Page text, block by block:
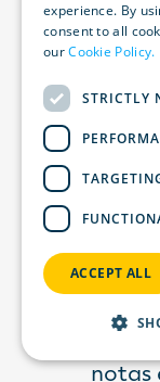
A seguir
para
Os
Bons
notas
experience. By
consent to all
ourCookie Policy.
STRICTLY
ACCEPT ALL